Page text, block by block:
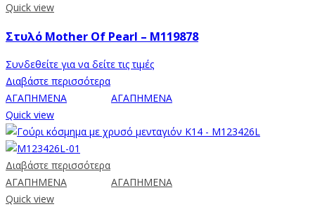
Quick view
Στυλό Mother Of Pearl – M119878
Συνδεθείτε για να δείτε τις τιμές
Διαβάστε περισσότερα
ΑΓΑΠΗΜΕΝΑ
ΑΓΑΠΗΜΕΝΑ
Quick view
Διαβάστε περισσότερα
ΑΓΑΠΗΜΕΝΑ
ΑΓΑΠΗΜΕΝΑ
Quick view